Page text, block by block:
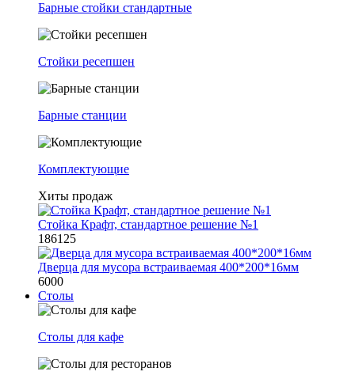
Барные стойки стандартные
Стойки ресепшен
Барные станции
Комплектующие
Хиты продаж
Стойка Крафт, стандартное решение №1
186125
Дверца для мусора встраиваемая 400*200*16мм
6000
Столы
Столы для кафе